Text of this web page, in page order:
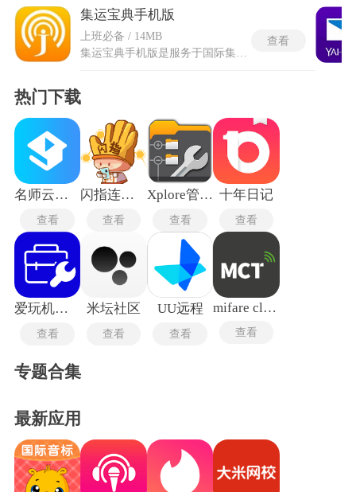
集运宝典手机版
上班必备 / 14MB
集运宝典手机版是服务于国际集运、海淘用户群体的工具类应用，接入上海口岸码头与班轮公司数据，提供单箱信息及海关放行状态的实时查询。输入集装箱号或提单号，系统即反馈进港记录、查验标识和放行节点，整合近六十家船公司官网入口，无需逐个保存网址或反复输入账号，一次点击即可跳转目标查询页面。集运宝典app中内置集装箱号校验器，可快速核对号码位数与逻辑规则，避免录入错误。船舶资料库覆盖全球主流集装箱轮的吨位及航线信息，辅助物流人员评估运力。码头代码查询表收录国内主要港口的英文缩写，方便填制单证时参考对照。
查看
热门下载
名师云课堂最新版
查看
闪指连点器华为版
查看
Xplore管理器汉化版
查看
十年日记
查看
爱玩机工具箱旧版
查看
米坛社区
查看
UU远程
查看
mifare classic tool
查看
专题合集
最新应用